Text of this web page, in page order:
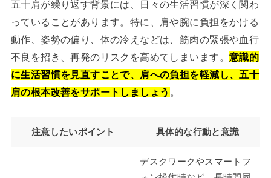
五十肩が繰り返す背景には、日々の生活習慣が深く関わ
っていることがあります。特に、肩や腕に負担をかける
動作、姿勢の偏り、体の冷えなどは、筋肉の緊張や血行
不良を招き、再発のリスクを高めてしまいます。 意識的
に生活習慣を見直すことで、肩への負担を軽減し、五十
肩の根本改善をサポートしましょう 。
注意したいポイント 具体的な行動と意識
デスクワークやスマートフ